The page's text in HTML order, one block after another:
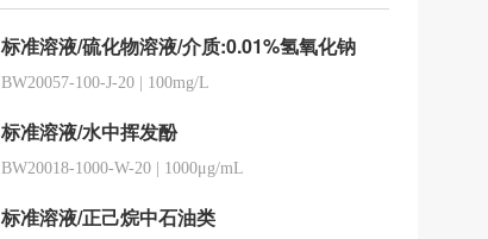
标准溶液/硫化物溶液/介质:0.01%氢氧化钠
BW20057-100-J-20 100mg/L
标准溶液/水中挥发酚
BW20018-1000-W-20 1000μg/mL
标准溶液/正己烷中石油类